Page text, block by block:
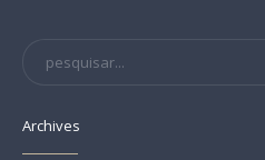
Archives